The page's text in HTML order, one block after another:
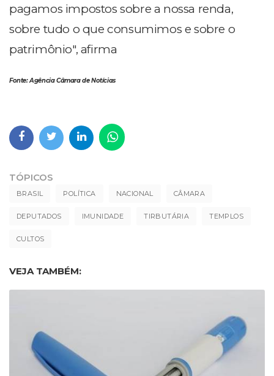
pagamos impostos sobre a nossa renda,
sobre tudo o que consumimos e sobre o
patrimônio", afirma
Fonte: Agência Câmara de Notícias
TÓPICOS
BRASIL POLÍTICA NACIONAL CÂMARA
DEPUTADOS IMUNIDADE TIRBUTÁRIA TEMPLOS
CULTOS
VEJA TAMBÉM: